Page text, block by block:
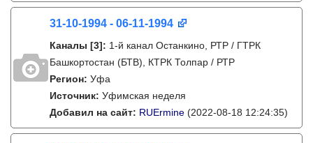
31-10-1994 - 06-11-1994
Каналы [3]: 1-й канал Останкино, РТР / ГТРК
Башкортостан (БТВ), КТРК Толпар / РТР
Регион: Уфа
Источник: Уфимская неделя
Добавил на сайт: RUErmine (2022-08-18 12:24:35)